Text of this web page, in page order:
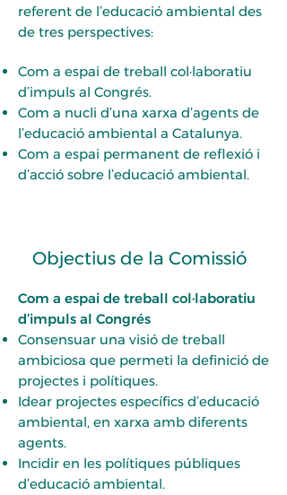
referent de l’educació ambiental des
de tres perspectives:
Com a espai de treball col·laboratiu
d’impuls al Congrés.
Com a nucli d’una xarxa d’agents de
l’educació ambiental a Catalunya.
Com a espai permanent de reflexió i
d’acció sobre l’educació ambiental.
Objectius de la Comissió
Com a espai de treball col·laboratiu
d’impuls al Congrés
Consensuar una visió de treball
ambiciosa que permeti la definició de
projectes i polítiques.
Idear projectes específics d’educació
ambiental, en xarxa amb diferents
agents.
Incidir en les polítiques públiques
d’educació ambiental.